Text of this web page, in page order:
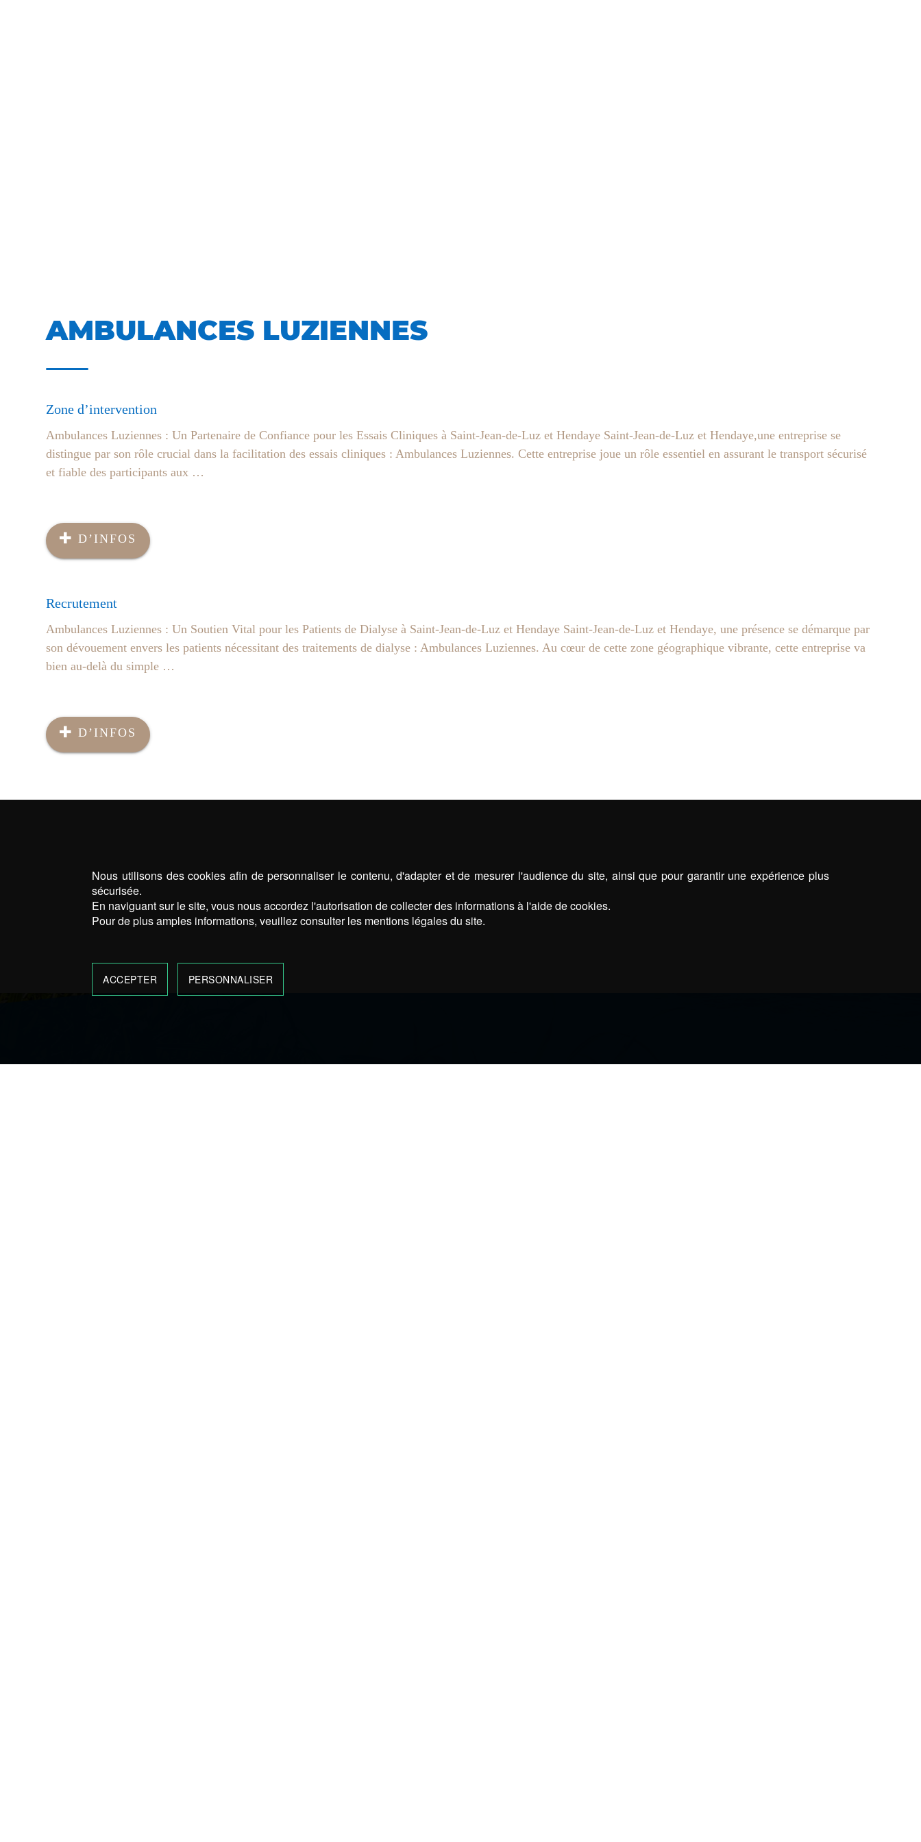
AMBULANCES LUZIENNES
Zone d’intervention
Ambulances Luziennes : Un Partenaire de Confiance pour les Essais Cliniques à Saint-Jean-de-Luz et Hendaye Saint-Jean-de-Luz et Hendaye,une entreprise se
distingue par son rôle crucial dans la facilitation des essais cliniques : Ambulances Luziennes. Cette entreprise joue un rôle essentiel en assurant le transport sécurisé
et fiable des participants aux …
D’INFOS
Recrutement
Ambulances Luziennes : Un Soutien Vital pour les Patients de Dialyse à Saint-Jean-de-Luz et Hendaye Saint-Jean-de-Luz et Hendaye, une présence se démarque par
son dévouement envers les patients nécessitant des traitements de dialyse : Ambulances Luziennes. Au cœur de cette zone géographique vibrante, cette entreprise va
bien au-delà du simple …
D’INFOS
Nous utilisons des cookies afin de personnaliser le contenu, d'adapter et de mesurer l'audience du site, ainsi que pour garantir une expérience plus
sécurisée.
En naviguant sur le site, vous nous accordez l'autorisation de collecter des informations à l'aide de cookies.
Pour de plus amples informations, veuillez consulter les mentions légales du site.
ACCEPTER PERSONNALISER